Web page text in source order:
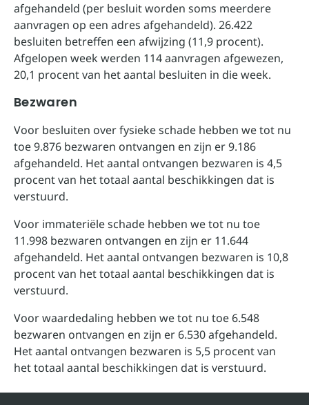
afgehandeld (per besluit worden soms meerdere
aanvragen op een adres afgehandeld). 26.422
besluiten betreffen een afwijzing (11,9 procent).
Afgelopen week werden 114 aanvragen afgewezen,
20,1 procent van het aantal besluiten in die week.
Bezwaren
Voor besluiten over fysieke schade hebben we tot nu
toe 9.876 bezwaren ontvangen en zijn er 9.186
afgehandeld. Het aantal ontvangen bezwaren is 4,5
procent van het totaal aantal beschikkingen dat is
verstuurd.
Voor immateriële schade hebben we tot nu toe
11.998 bezwaren ontvangen en zijn er 11.644
afgehandeld. Het aantal ontvangen bezwaren is 10,8
procent van het totaal aantal beschikkingen dat is
verstuurd.
Voor waardedaling hebben we tot nu toe 6.548
bezwaren ontvangen en zijn er 6.530 afgehandeld.
Het aantal ontvangen bezwaren is 5,5 procent van
het totaal aantal beschikkingen dat is verstuurd.